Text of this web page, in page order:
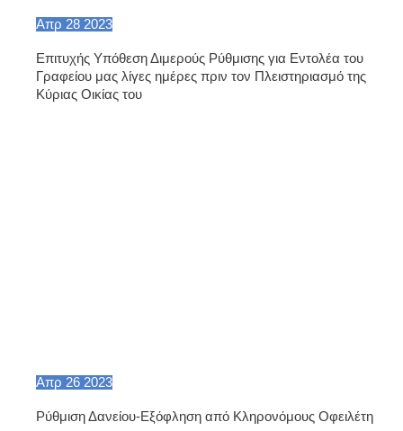
Απρ 28 2023
Επιτυχής Υπόθεση Διμερούς Ρύθμισης για Εντολέα του
Γραφείου μας λίγες ημέρες πριν τον Πλειστηριασμό της
Κύριας Οικίας του
Απρ 26 2023
Ρύθμιση Δανείου-Εξόφληση από Κληρονόμους Οφειλέτη